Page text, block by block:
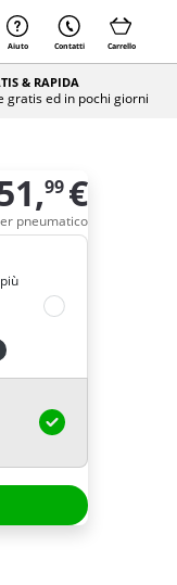
Aiuto Contatti Carrello
& RAPIDA
gratis ed in pochi giorni
99 €
pneumatico